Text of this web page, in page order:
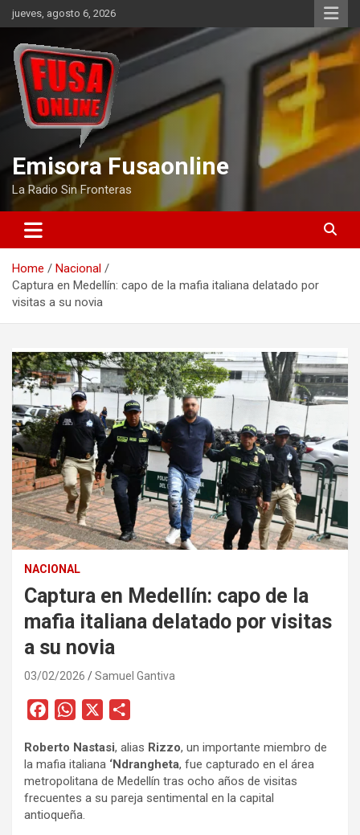
Skip
to
content
jueves, agosto 6, 2026
Emisora Fusaonline
La Radio Sin Fronteras
Home
Nacional
Captura en Medellín: capo de la mafia italiana delatado por
visitas a su novia
NACIONAL
Captura en Medellín: capo de la
mafia italiana delatado por visitas
a su novia
03/02/2026 Samuel Gantiva
c
e
b
o
W
a
t
s
A
m
p
a
Roberto Nastasi, alias Rizzo, un importante miembro de
la mafia italiana ‘Ndrangheta, fue capturado en el área
metropolitana de Medellín tras ocho años de visitas
frecuentes a su pareja sentimental en la capital
antioqueña.